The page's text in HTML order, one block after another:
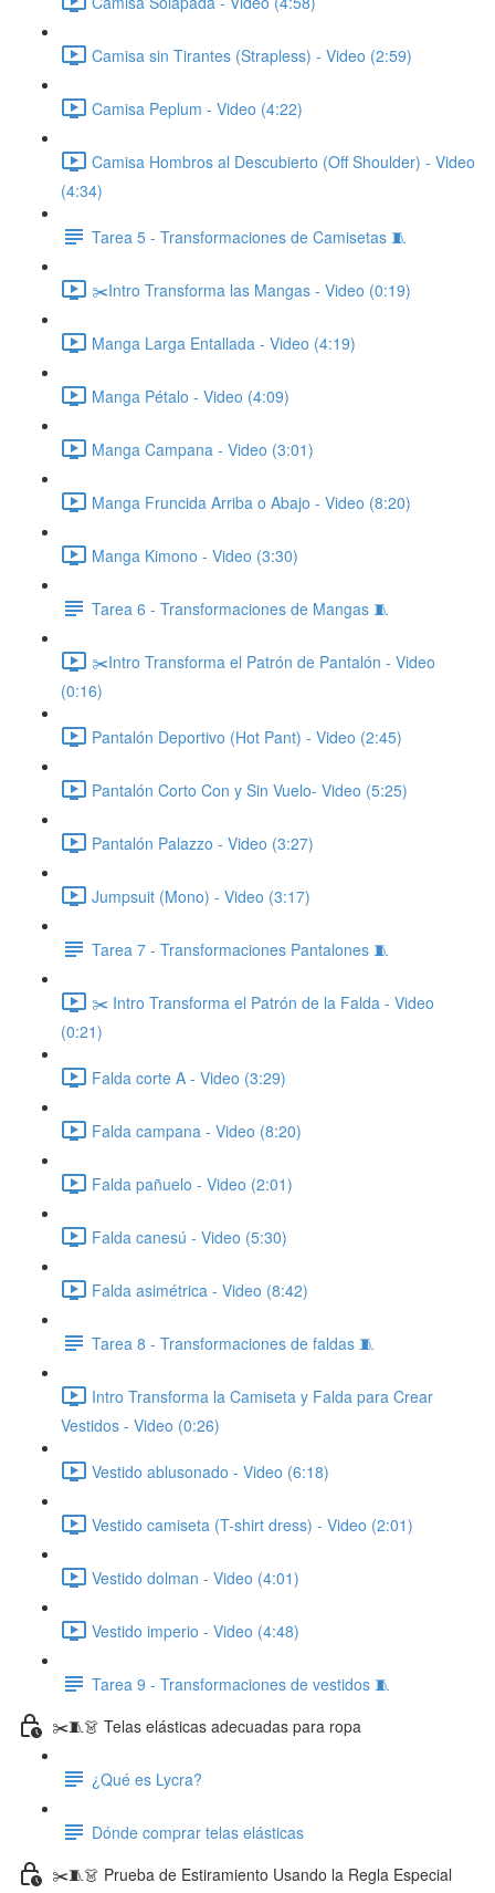
Camisa sin Tirantes (Strapless) - Video (2:59)
Camisa Peplum - Video (4:22)
Camisa Hombros al Descubierto (Off Shoulder) - Video
(4:34)
Tarea 5 - Transformaciones de Camisetas 🧵
✂️Intro Transforma las Mangas - Video (0:19)
Manga Larga Entallada - Video (4:19)
Manga Pétalo - Video (4:09)
Manga Campana - Video (3:01)
Manga Fruncida Arriba o Abajo - Video (8:20)
Manga Kimono - Video (3:30)
Tarea 6 - Transformaciones de Mangas 🧵
✂️Intro Transforma el Patrón de Pantalón - Video
(0:16)
Pantalón Deportivo (Hot Pant) - Video (2:45)
Pantalón Corto Con y Sin Vuelo- Video (5:25)
Pantalón Palazzo - Video (3:27)
Jumpsuit (Mono) - Video (3:17)
Tarea 7 - Transformaciones Pantalones 🧵
✂️ Intro Transforma el Patrón de la Falda - Video
(0:21)
Falda corte A - Video (3:29)
Falda campana - Video (8:20)
Falda pañuelo - Video (2:01)
Falda canesú - Video (5:30)
Falda asimétrica - Video (8:42)
Tarea 8 - Transformaciones de faldas 🧵
Intro Transforma la Camiseta y Falda para Crear
Vestidos - Video (0:26)
Vestido ablusonado - Video (6:18)
Vestido camiseta (T-shirt dress) - Video (2:01)
Vestido dolman - Video (4:01)
Vestido imperio - Video (4:48)
Tarea 9 - Transformaciones de vestidos 🧵
✂️🧵👗 Telas elásticas adecuadas para ropa
¿Qué es Lycra?
Dónde comprar telas elásticas
✂️🧵👗 Prueba de Estiramiento Usando la Regla Especial